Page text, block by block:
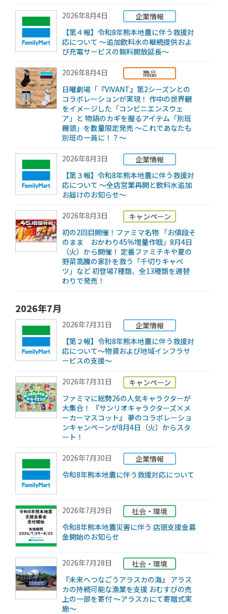
2026年8月4日
企業情報
【第４報】令和8年熊本地震に伴う救援対
応について ～追加飲料水の継続提供およ
び充電サービスの無料開放延長～
2026年8月4日
商品
日曜劇場「『VIVANT』第2シーズンとの
コラボレーションが実現！ 作中の世界観
をイメージした「コンビニエンスウェ
ア」と 物語のカギを握るアイテム「別班
饅頭」を数量限定発売 ～これであなたも
別班の一員に！？～
2026年8月3日
企業情報
【第３報】令和8年熊本地震に伴う救援対
応について ～全店営業再開と飲料水追加
お届けのお知らせ～
2026年8月3日
キャンペーン
初の2回目開催！ファミマ名物 「お値段そ
のまま おかわり45％増量作戦」8月4日
（火）から開催！ 定番ファミチキや夏の
野菜高騰の家計を救う「千切りキャベ
ツ」など 初登場7種類、全13種類を週替
わりで発売！
2026年7月
2026年7月31日
企業情報
【第２報】令和8年熊本地震に伴う救援対
応について～物資および地域インフラサ
ービスの支援～
2026年7月31日
キャンペーン
ファミマに総勢26の人気キャラクターが
大集合！ 『サンリオキャラクターズ×メ
ーカーマスコット』 夢のコラボレーショ
ンキャンペーンが8月4日（火）からスタ
ート！
2026年7月30日
企業情報
令和8年熊本地震に伴う救援対応について
2026年7月29日
社会・環境
令和8年熊本地震災害に伴う 店頭支援金募
金開始のお知らせ
2026年7月28日
社会・環境
『未来へつなごうアラスカの海』 アラス
カの持続可能な漁業を支援 おむすびの売
上の一部を寄付 ～アラスカにて寄贈式実
施～